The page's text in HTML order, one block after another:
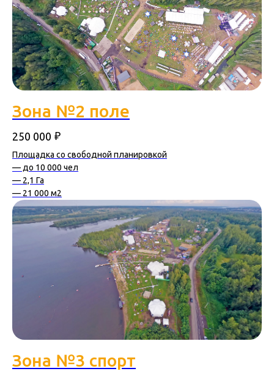
Зона №2 поле
250 000 ₽
Площадка со свободной планировкой
— до 10 000 чел
— 2,1 Га
— 21 000 м2
Зона №3 спорт